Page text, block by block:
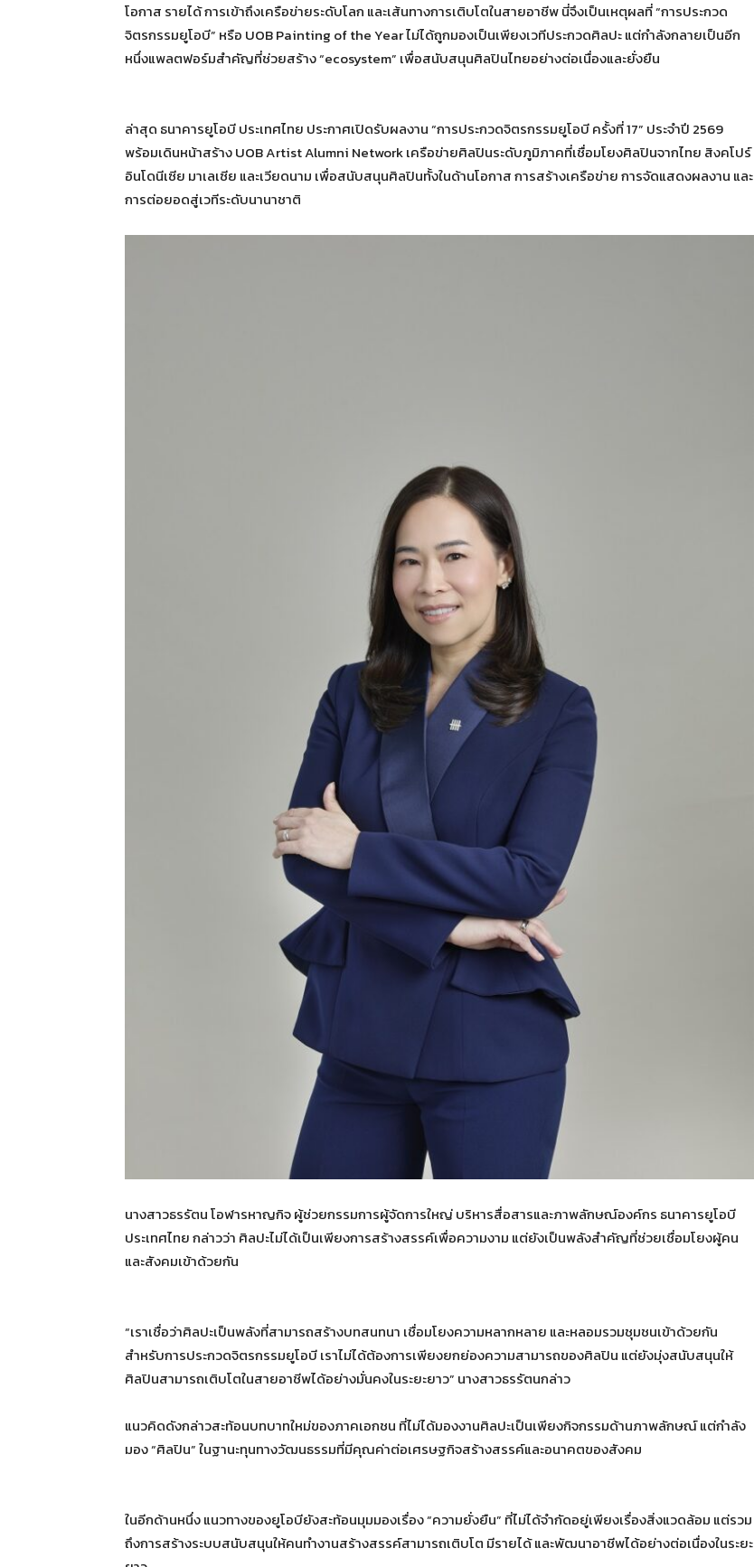
โอกาส รายได้ การเข้าถึงเครือข่ายระดับโลก และเส้นทางการเติบโตในสายอาชีพ นี่จึงเป็นเหตุผลที่ “การประกวด
จิตรกรรมยูโอบี” หรือ UOB Painting of the Year ไม่ได้ถูกมองเป็นเพียงเวทีประกวดศิลปะ แต่กำลังกลายเป็นอีก
หนึ่งแพลตฟอร์มสำคัญที่ช่วยสร้าง “ecosystem” เพื่อสนับสนุนศิลปินไทยอย่างต่อเนื่องและยั่งยืน
ล่าสุด ธนาคารยูโอบี ประเทศไทย ประกาศเปิดรับผลงาน “การประกวดจิตรกรรมยูโอบี ครั้งที่ 17” ประจำปี 2569
พร้อมเดินหน้าสร้าง UOB Artist Alumni Network เครือข่ายศิลปินระดับภูมิภาคที่เชื่อมโยงศิลปินจากไทย สิงคโปร์
อินโดนีเซีย มาเลเซีย และเวียดนาม เพื่อสนับสนุนศิลปินทั้งในด้านโอกาส การสร้างเครือข่าย การจัดแสดงผลงาน และ
การต่อยอดสู่เวทีระดับนานาชาติ
นางสาวธรรัตน โอฬารหาญกิจ ผู้ช่วยกรรมการผู้จัดการใหญ่ บริหารสื่อสารและภาพลักษณ์องค์กร ธนาคารยูโอบี
ประเทศไทย กล่าวว่า ศิลปะไม่ได้เป็นเพียงการสร้างสรรค์เพื่อความงาม แต่ยังเป็นพลังสำคัญที่ช่วยเชื่อมโยงผู้คน
และสังคมเข้าด้วยกัน
“เราเชื่อว่าศิลปะเป็นพลังที่สามารถสร้างบทสนทนา เชื่อมโยงความหลากหลาย และหลอมรวมชุมชนเข้าด้วยกัน
สำหรับการประกวดจิตรกรรมยูโอบี เราไม่ได้ต้องการเพียงยกย่องความสามารถของศิลปิน แต่ยังมุ่งสนับสนุนให้
ศิลปินสามารถเติบโตในสายอาชีพได้อย่างมั่นคงในระยะยาว” นางสาวธรรัตนกล่าว
แนวคิดดังกล่าวสะท้อนบทบาทใหม่ของภาคเอกชน ที่ไม่ได้มองงานศิลปะเป็นเพียงกิจกรรมด้านภาพลักษณ์ แต่กำลัง
มอง “ศิลปิน” ในฐานะทุนทางวัฒนธรรมที่มีคุณค่าต่อเศรษฐกิจสร้างสรรค์และอนาคตของสังคม
ในอีกด้านหนึ่ง แนวทางของยูโอบียังสะท้อนมุมมองเรื่อง “ความยั่งยืน” ที่ไม่ได้จำกัดอยู่เพียงเรื่องสิ่งแวดล้อม แต่รวม
ถึงการสร้างระบบสนับสนุนให้คนทำงานสร้างสรรค์สามารถเติบโต มีรายได้ และพัฒนาอาชีพได้อย่างต่อเนื่องในระยะ